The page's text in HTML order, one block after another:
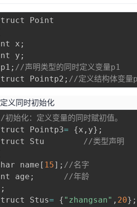
x ;
y ;
p1 ; //声明类型的同时定义变量p1
Pointp2 ; //定义结构体变量
定义同时初始化
始化：定义变量的同时赋初值。
Pointp3= {x , y} ;
Stu //类型声明
name [ 15] ; //名字
age ;
//年龄
;
Stus= { "zhangsan" , 20} ;